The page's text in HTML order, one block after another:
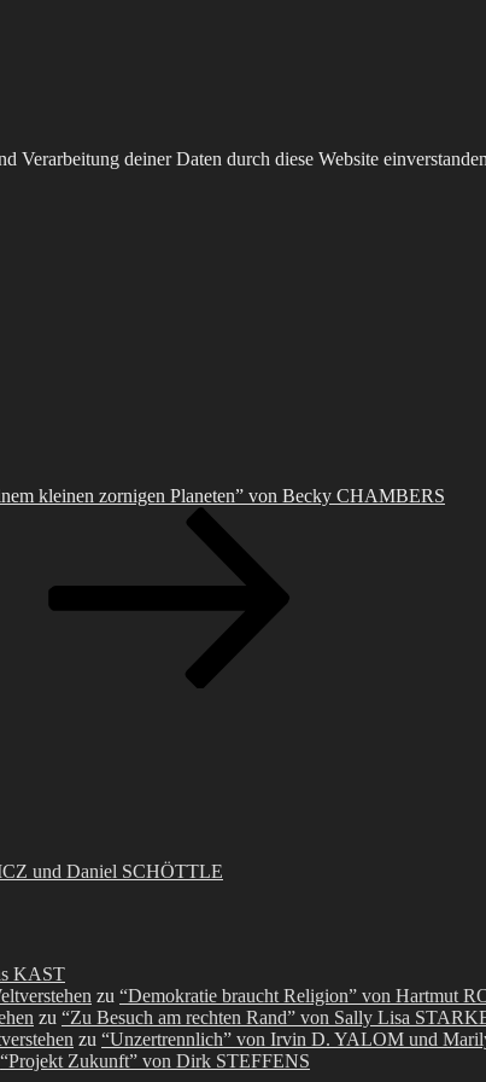
Verarbeitung deiner Daten durch diese Website
kleinen zornigen Planeten” von Becky CHAMBERS
und Daniel SCHÖTTLE
KAST
zu “Demokratie braucht Religion” von Hartmut
zu “Zu Besuch am rechten Rand” von Sally Lisa
zu “Unzertrennlich” von Irvin D. YALOM und
“Projekt Zukunft” von Dirk STEFFENS